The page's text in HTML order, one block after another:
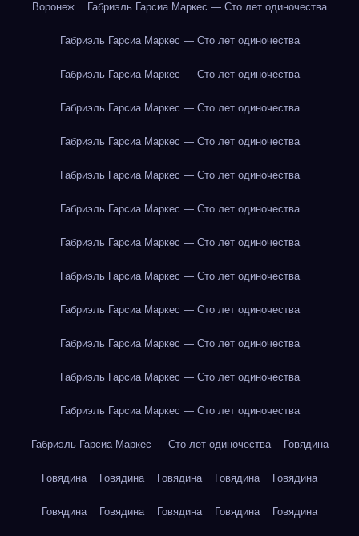
Воронеж Габриэль Гарсиа Маркес — Сто лет одиночества
Габриэль Гарсиа Маркес — Сто лет одиночества
Габриэль Гарсиа Маркес — Сто лет одиночества
Габриэль Гарсиа Маркес — Сто лет одиночества
Габриэль Гарсиа Маркес — Сто лет одиночества
Габриэль Гарсиа Маркес — Сто лет одиночества
Габриэль Гарсиа Маркес — Сто лет одиночества
Габриэль Гарсиа Маркес — Сто лет одиночества
Габриэль Гарсиа Маркес — Сто лет одиночества
Габриэль Гарсиа Маркес — Сто лет одиночества
Габриэль Гарсиа Маркес — Сто лет одиночества
Габриэль Гарсиа Маркес — Сто лет одиночества
Габриэль Гарсиа Маркес — Сто лет одиночества
Габриэль Гарсиа Маркес — Сто лет одиночества Говядина
Говядина Говядина Говядина Говядина Говядина
Говядина Говядина Говядина Говядина Говядина